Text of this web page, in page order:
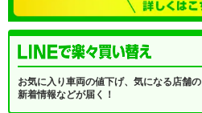
お気に入り車両の値下げ、気になる店舗の
新着情報などが届く！